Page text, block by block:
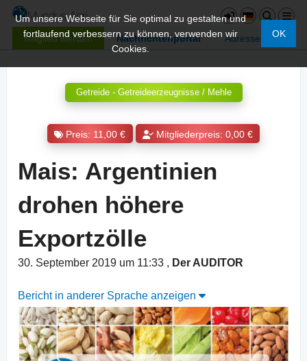
Mitglied werden Nachrichtenportal Adressen
Um unsere Webseite für Sie optimal zu gestalten und
fortlaufend verbessern zu können, verwenden wir
Cookies.
OK
Getreide - Getreideerzeugnisse / Mehle
Preis: 11,00 € Mitgliederpreis: 0,00 €
Mais: Argentinien
drohen höhere
Exportzölle
30. September 2019 um 11:33 , Der AUDITOR
Bericht in anderer Sprache anzeigen